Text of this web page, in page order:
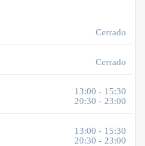
Cerrado
Cerrado
13:00 - 15:30
20:30 - 23:00
13:00 - 15:30
20:30 - 23:00